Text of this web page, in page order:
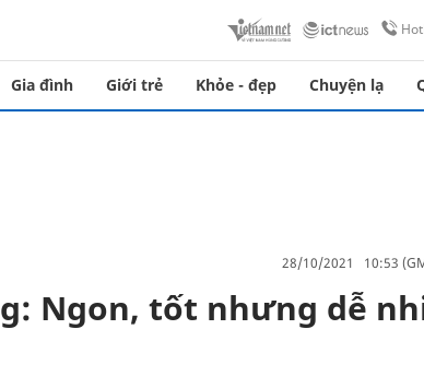
Gia đình Giới trẻ Khỏe - đẹp Chuyện lạ
28/10/2021 10:53
Ngon, tốt nhưng dễ